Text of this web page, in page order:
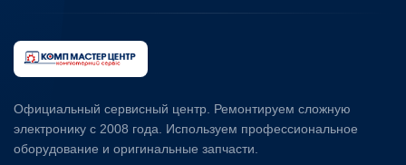
Официальный сервисный центр. Ремонтируем сложную
электронику с 2008 года. Используем профессиональное
оборудование и оригинальные запчасти.